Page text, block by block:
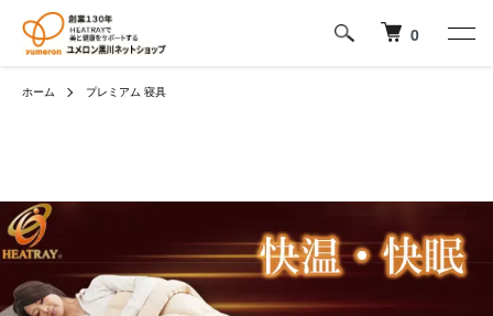
0
ホーム プレミアム 寝具